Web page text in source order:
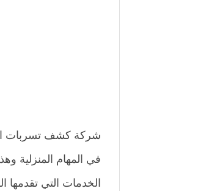
شركة كشف تسربات
في المهام المنزلية
الخدمات التي